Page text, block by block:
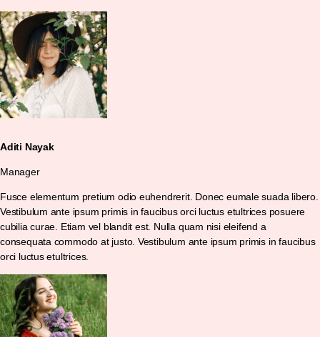
Aditi Nayak
Manager
Fusce elementum pretium odio euhendrerit. Donec eumale suada libero.
Vestibulum ante ipsum primis in faucibus orci luctus etultrices posuere
cubilia curae. Etiam vel blandit est. Nulla quam nisi eleifend a
consequata commodo at justo. Vestibulum ante ipsum primis in faucibus
orci luctus etultrices.